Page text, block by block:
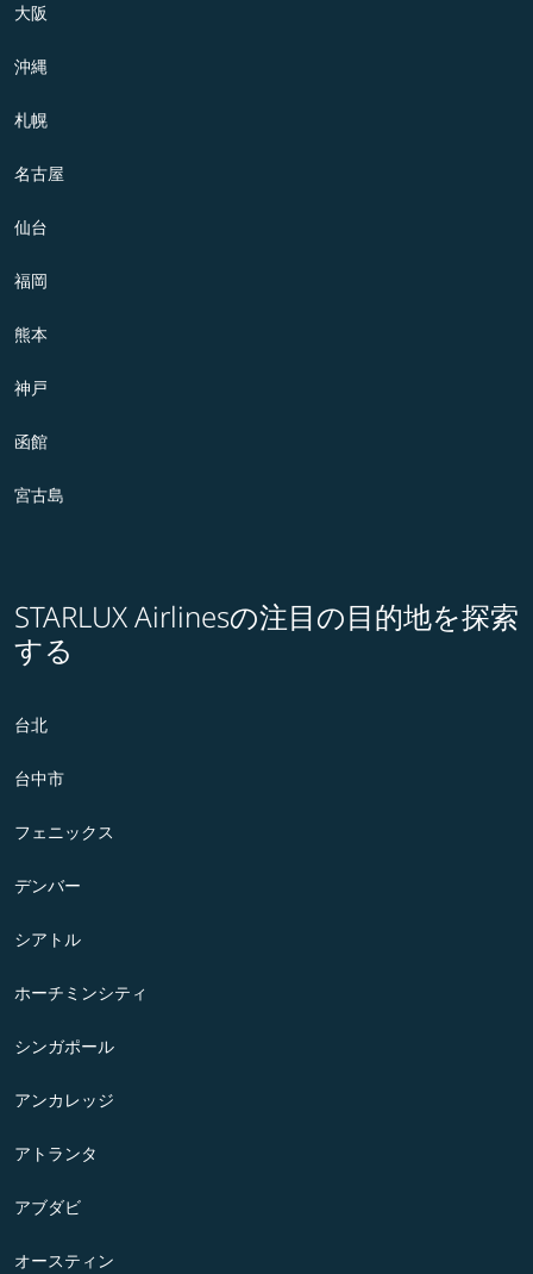
大阪
沖縄
札幌
名古屋
仙台
福岡
熊本
神戸
函館
宮古島
STARLUX Airlinesの注目の目的地を探索
する
台北
台中市
フェニックス
デンバー
シアトル
ホーチミンシティ
シンガポール
アンカレッジ
アトランタ
アブダビ
オースティン